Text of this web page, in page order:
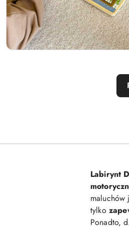
Labirynt
maluchów
tylko
Ponadto,